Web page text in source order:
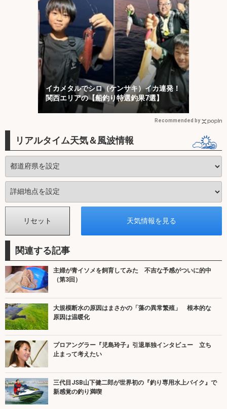
イカメタルでシロ（ケンサキ）イカ連発！
関西エリアの【船釣り特選釣果7選】
Recommended by
リアルタイム天気＆風波情報
関連する記事
主婦が青イソメを飼育してみた 不吉な予感がついに的中
（第3回）
大規模断水の原因はまさかの「藻の異常繁殖」 根本的な
原因は温暖化
プロアングラー『児島玲子』引退単独インタビュー 立ち
止まって考えたい
三代目JSB山下健二郎が世界初の『釣り専用水上バイク』で
新感覚の釣り満喫